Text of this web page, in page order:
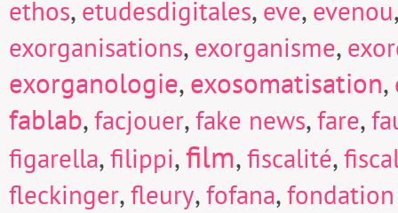
ethos, etudesdigitales, eve, evenou
exorganisations, exorganisme,
exorganologie,exosomatisation,
fablab,facjouer,fake news,fare,
figarella,filippi,film,fiscalité,
fleckinger,fleury,fofana,